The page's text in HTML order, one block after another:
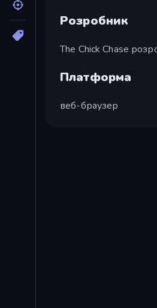
Розробник
The Chick Chase
Платформа
веб-браузер